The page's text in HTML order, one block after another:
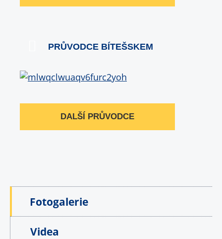
PRŮVODCE BÍTEŠSKEM
DALŠÍ PRŮVODCE
Fotogalerie
Videa